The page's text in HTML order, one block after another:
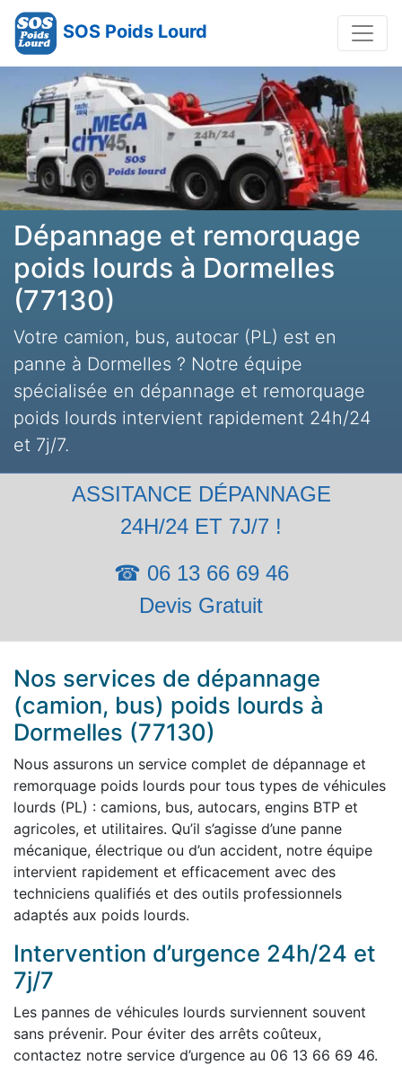
SOS Poids Lourd
Dépannage et remorquage
poids lourds à Dormelles
(77130)
Votre camion, bus, autocar (PL) est en
panne à Dormelles ? Notre équipe
spécialisée en dépannage et remorquage
poids lourds intervient rapidement 24h/24
et 7j/7.
ASSITANCE DÉPANNAGE
24H/24 ET 7J/7 !
☎ 06 13 66 69 46
Devis Gratuit
Nos services de dépannage
(camion, bus) poids lourds à
Dormelles (77130)
Nous assurons un service complet de dépannage et
remorquage poids lourds pour tous types de véhicules
lourds (PL) : camions, bus, autocars, engins BTP et
agricoles, et utilitaires. Qu’il s’agisse d’une panne
mécanique, électrique ou d’un accident, notre équipe
intervient rapidement et efficacement avec des
techniciens qualifiés et des outils professionnels
adaptés aux poids lourds.
Intervention d’urgence 24h/24 et
7j/7
Les pannes de véhicules lourds surviennent souvent
sans prévenir. Pour éviter des arrêts coûteux,
contactez notre service d’urgence au 06 13 66 69 46.